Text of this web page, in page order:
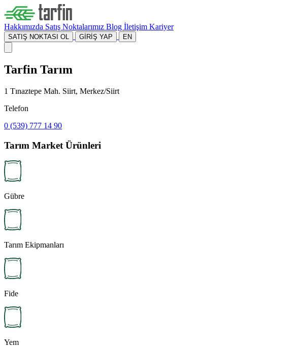
Hakkımızda Satış Noktalarımız Blog İletişim Kariyer
SATIŞ NOKTASI OL GİRİŞ YAP EN
Tarfin Tarım
1 Tınaztepe Mah. Siirt, Merkez/Siirt
Telefon
0 (539) 777 14 90
Tarım Market Ürünleri
Gübre
Tarım Ekipmanları
Fide
Yem